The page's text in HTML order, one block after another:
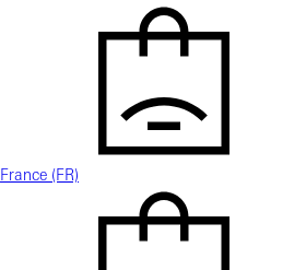
France (FR)